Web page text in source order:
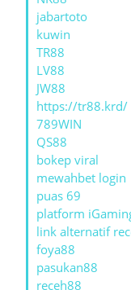
jabartoto
kuwin
TR88
LV88
JW88
https://tr88.krd/
789WIN
QS88
bokep viral
mewahbet login
puas 69
platform
link alternatif
foya88
pasukan88
receh88